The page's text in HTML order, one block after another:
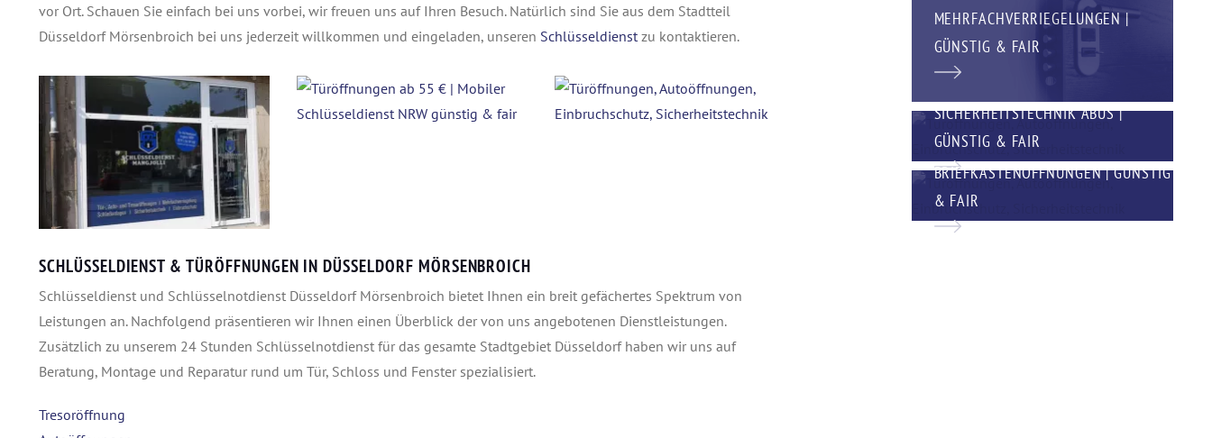
vor Ort. Schauen Sie einfach bei uns vorbei, wir freuen uns auf Ihren Besuch. Natürlich sind Sie aus dem Stadtteil
Düsseldorf Mörsenbroich bei uns jederzeit willkommen und eingeladen, unseren Schlüsseldienst zu kontaktieren.
SCHLÜSSELDIENST & TÜRÖFFNUNGEN IN DÜSSELDORF MÖRSENBROICH
Schlüsseldienst und Schlüsselnotdienst Düsseldorf Mörsenbroich bietet Ihnen ein breit gefächertes Spektrum von
Leistungen an. Nachfolgend präsentieren wir Ihnen einen Überblick der von uns angebotenen Dienstleistungen.
Zusätzlich zu unserem 24 Stunden Schlüsselnotdienst für das gesamte Stadtgebiet Düsseldorf haben wir uns auf
Beratung, Montage und Reparatur rund um Tür, Schloss und Fenster spezialisiert.
Tresoröffnung
MEHRFACHVERRIEGELUNGEN |
GÜNSTIG & FAIR
SICHERHEITSTECHNIK ABUS |
GÜNSTIG & FAIR
BRIEFKASTENÖFFNUNGEN | GÜNSTIG
& FAIR